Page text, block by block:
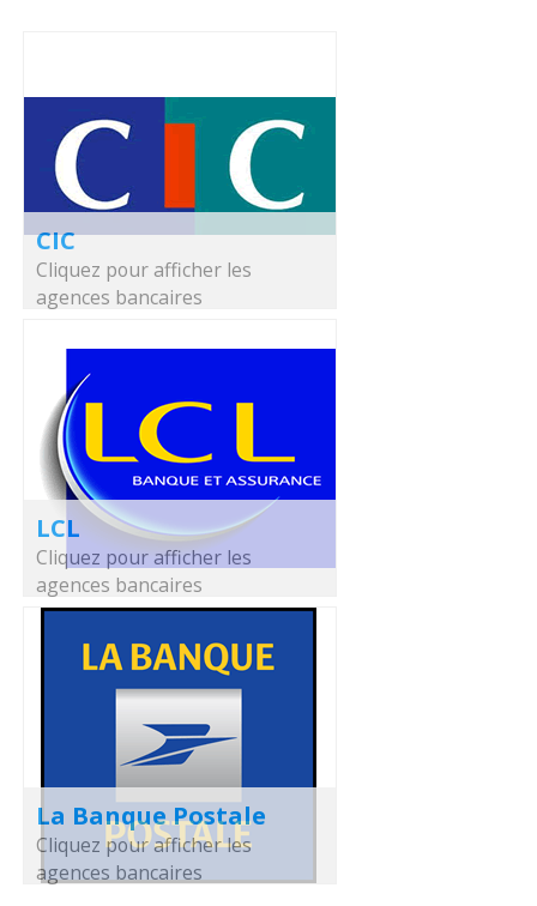
CIC
Cliquez pour afficher les
agences bancaires
LCL
Cliquez pour afficher les
agences bancaires
La Banque Postale
Cliquez pour afficher les
agences bancaires